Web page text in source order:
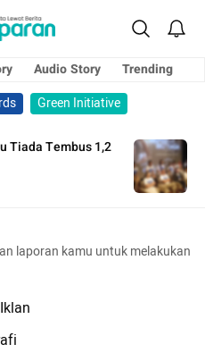
Audio Story
Trending
Green Initiative
Tiada Tembus 1,2
laporan kamu untuk melakukan